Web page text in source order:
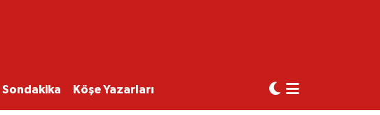
Sondakika Köşe Yazarları